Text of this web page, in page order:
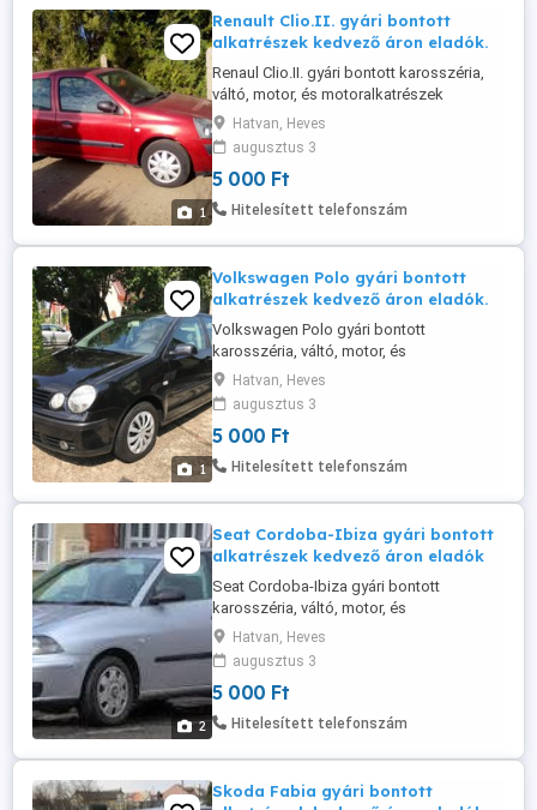
1
Renault Clio.II. gyári bontott
alkatrészek kedvező áron eladók.
Renaul Clio.II. gyári bontott karosszéria,
váltó, motor, és motoralkatrészek
kedvező áron eladók.
Hatvan, Heves
augusztus 3
5 000 Ft
Hitelesített telefonszám
1
Volkswagen Polo gyári bontott
alkatrészek kedvező áron eladók.
Volkswagen Polo gyári bontott
karosszéria, váltó, motor, és
motoralkatrészek kedvező áron eladók.
Hatvan, Heves
augusztus 3
5 000 Ft
Hitelesített telefonszám
2
Seat Cordoba-Ibiza gyári bontott
alkatrészek kedvező áron eladók
Seat Cordoba-Ibiza gyári bontott
karosszéria, váltó, motor, és
motoralkatrészek kedvező áron eladók.
Hatvan, Heves
augusztus 3
5 000 Ft
Hitelesített telefonszám
Skoda Fabia gyári bontott